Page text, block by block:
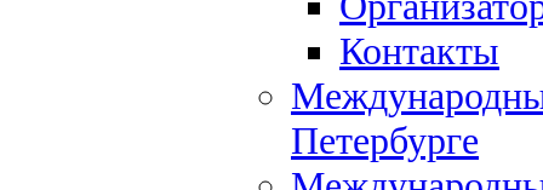
Контакты
Петербурге